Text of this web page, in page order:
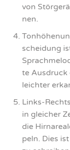
von
nen.
schei­dung
te Aus­druck
leich­ter
Links-
in glei­cher
die
peln. Dies